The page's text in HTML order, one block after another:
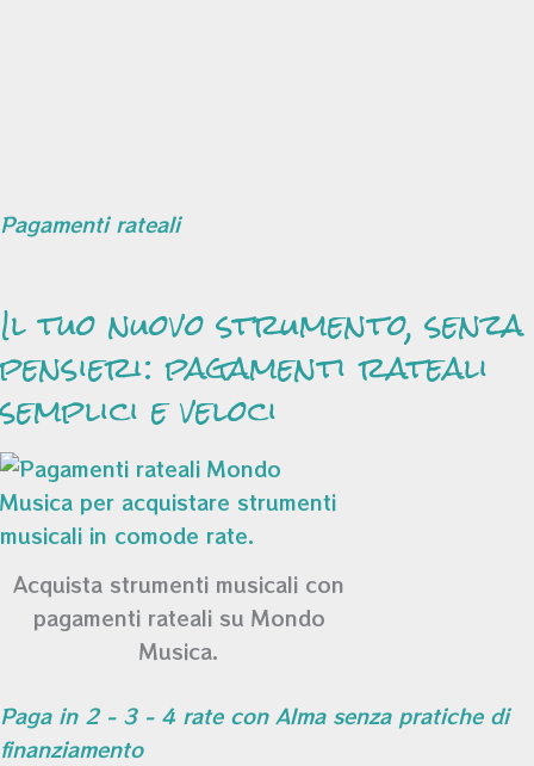
Pagamenti rateali
Il tuo nuovo strumento, senza
pensieri: pagamenti rateali
semplici e veloci
Acquista strumenti musicali con
pagamenti rateali su Mondo
Musica.
Paga in 2 - 3 - 4 rate con Alma senza pratiche di
finanziamento